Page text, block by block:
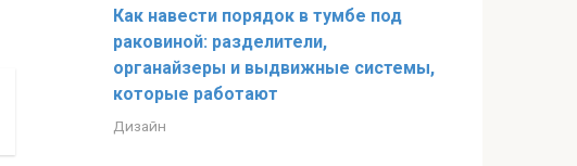
Как навести порядок в тумбе под
раковиной: разделители,
органайзеры и выдвижные системы,
которые работают
Дизайн